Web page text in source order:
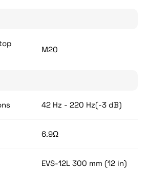
M20
42 Hz - 220 Hz(-3 dB)
6.9Ω
EVS-12L 300 mm (12 in)